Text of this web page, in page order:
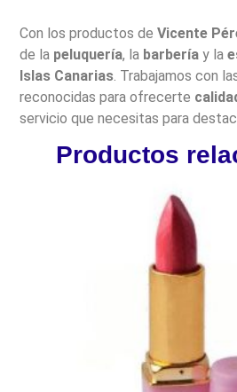
Con los productos deVicente
de la peluquería, la barbería y la
Islas Canarias. Trabajamos con
reconocidas para ofrecerte
servicio que necesitas para
Productos